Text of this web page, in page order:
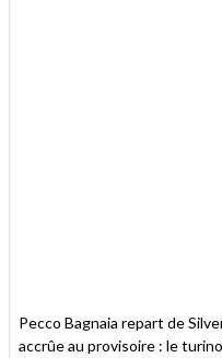
Pecco Bagnaia repart de
accrûe au provisoire : le